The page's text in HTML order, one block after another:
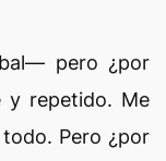
pero ¿por
y repetido. Me
Pero ¿por